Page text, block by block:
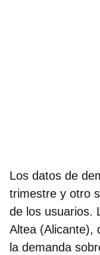
Los datos de
trimestre y otro
de los usuarios.
Altea (Alicante),
la demanda